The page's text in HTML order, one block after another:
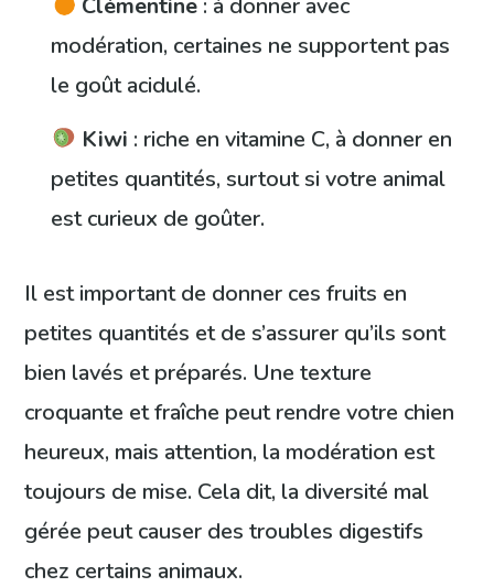
modération, certaines ne supportent pas
le goût acidulé.
Kiwi : riche en vitamine C, à donner en
petites quantités, surtout si votre animal
est curieux de goûter.
Il est important de donner ces fruits en
petites quantités et de s’assurer qu’ils sont
bien lavés et préparés. Une texture
croquante et fraîche peut rendre votre chien
heureux, mais attention, la modération est
toujours de mise. Cela dit, la diversité mal
gérée peut causer des troubles digestifs
chez certains animaux.